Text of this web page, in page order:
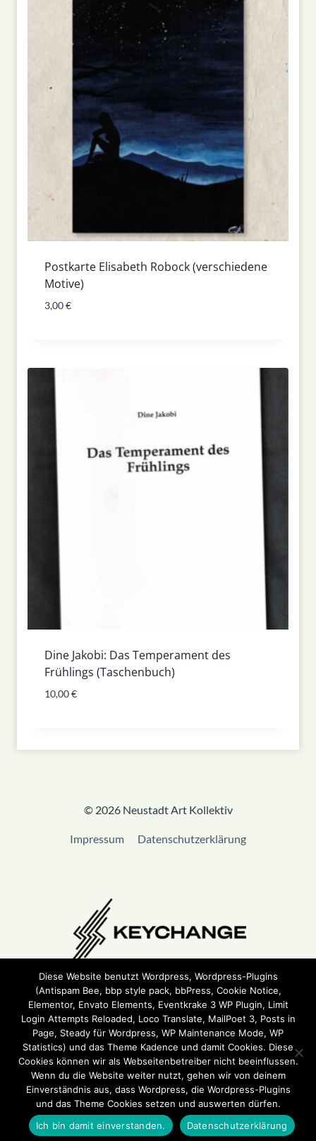
Postkarte Elisabeth Robock (verschiedene
Motive)
3,00€
Dine Jakobi: Das Temperament des
Frühlings (Taschenbuch)
10,00€
© 2026 Neustadt Art Kollektiv
Impressum Datenschutzerklärung
Wir sind Teil vonKeychange und haben einePledge
unterzeichnet.
ehrensache.jetzt
Diese Website benutzt Wordpress, Wordpress-Plugins
(Antispam Bee, bbp style pack, bbPress, Cookie Notice,
Elementor, Envato Elements, Eventkrake 3 WP Plugin, Limit
Login Attempts Reloaded, Loco Translate, MailPoet 3, Posts in
Page, Steady für Wordpress, WP Maintenance Mode, WP
Statistics) und das Theme Kadence und damit Cookies. Diese
Cookies können wir als Webseitenbetreiber nicht beeinflussen.
Wenn du die Website weiter nutzt, gehen wir von deinem
Einverständnis aus, dass Wordpress, die Wordpress-Plugins
und das Theme Cookies setzen und auswerten dürfen.
Ich bin damit einverstanden.
Datenschutzerklärung